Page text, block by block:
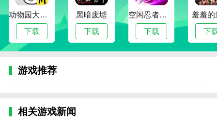
版无限金币下载)
模拟冒险角色游戏攻略(冒险世界手游人物攻略)
野外生存的世界游戏攻略综合篇(模拟野外生存游戏大全)
动物园大冒险
下载
黑暗废墟
下载
空闲忍者传奇
下载
羞羞的
下
游戏推荐
相关游戏新闻